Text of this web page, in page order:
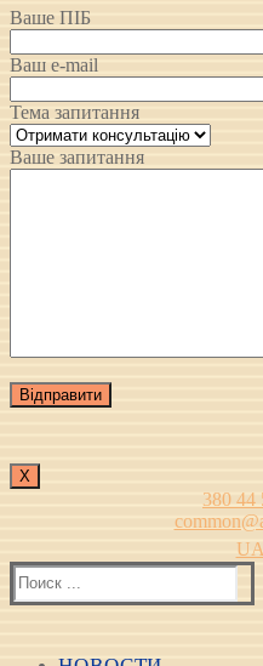
Ваше ПІБ
Ваш e-mail
Тема запитання
Ваше запитання
Х
380 44
UA
Найти: